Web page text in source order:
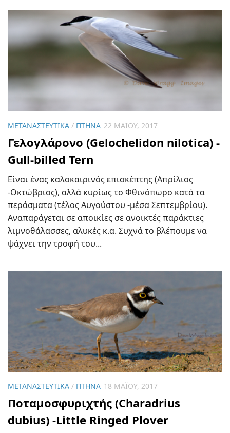
ΜΕΤΑΝΑΣΤΕΥΤΙΚΆ / ΠΤΗΝΆ 22 ΜΑΪ́ΟΥ, 2017
Γελογλάρονο (Gelochelidon nilotica) -
Gull-billed Tern
Είναι ένας καλοκαιρινός επισκέπτης (Απρίλιος
-Οκτώβριος), αλλά κυρίως το Φθινόπωρο κατά τα
περάσματα (τέλος Αυγούστου -μέσα Σεπτεμβρίου).
Αναπαράγεται σε αποικίες σε ανοικτές παράκτιες
λιμνοθάλασσες, αλυκές κ.α. Συχνά το βλέπουμε να
ψάχνει την τροφή του...
ΜΕΤΑΝΑΣΤΕΥΤΙΚΆ / ΠΤΗΝΆ 18 ΜΑΪ́ΟΥ, 2017
Ποταμοσφυριχτής (Charadrius
dubius) -Little Ringed Plover